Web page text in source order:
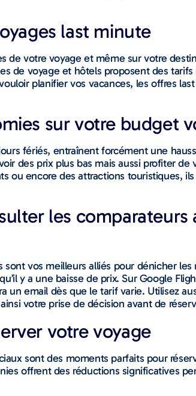
last minute
de votre voyage et même sur votre
de voyage et hôtels proposent des
planifier vos vacances, les offres
sur votre budget
fériés, entraînent forcément une
des prix plus bas mais aussi profiter
ou encore des attractions touristiques,
les comparateurs
vos meilleurs alliés pour dénicher
y a une baisse de prix. Sur Google
un email dès que le tarif varie. Utilisez
votre prise de décision avant de
votre voyage
sont des moments parfaits pour
offrent des réductions significatives